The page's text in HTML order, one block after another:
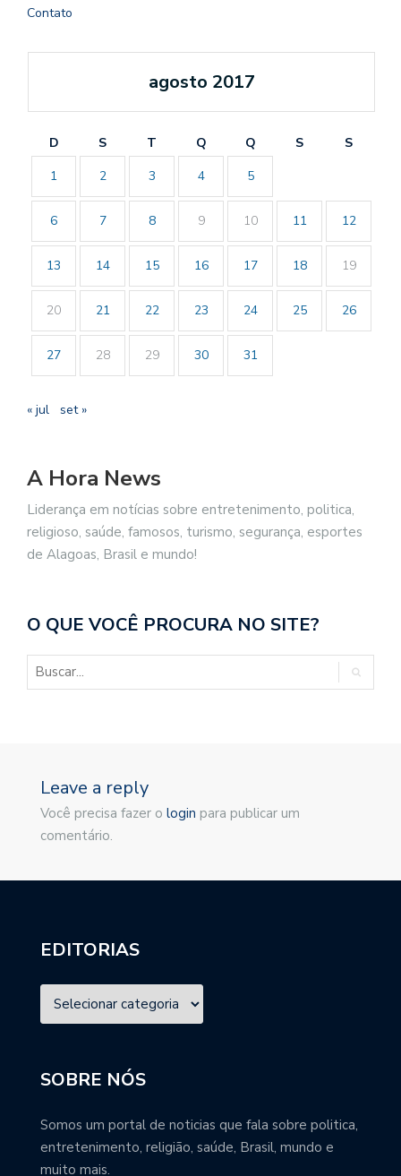
Contato
agosto 2017
D S T Q Q S
S
1
2 3 4 5
6 7 8 9 10 11 12
13 14 15 16 17 18 19
20 21 22 23 24 25 26
27 28 29 30 31
« jul set »
A Hora News
Liderança em notícias sobre entretenimento, politica,
religioso, saúde, famosos, turismo, segurança, esportes
de Alagoas, Brasil e mundo!
O QUE VOCÊ PROCURA NO SITE?
Leave a reply
Você precisa fazer o login para publicar um
comentário.
EDITORIAS
SOBRE NÓS
Somos um portal de noticias que fala sobre politica,
entretenimento, religião, saúde, Brasil, mundo e
muito mais.